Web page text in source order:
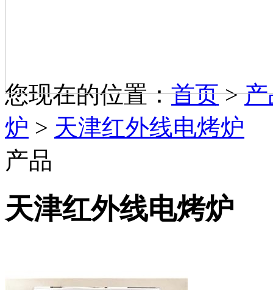
您现在的位置：首页>
炉 > 天津红外线电烤炉
产品
天津红外线电烤炉